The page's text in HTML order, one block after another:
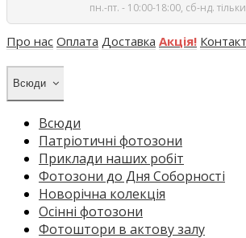
пн.-пт. - 10:00-18:00, сб-нд.
Про нас Оплата Доставка Акція!
Всюди
Всюди
Патріотичні фотозони
Приклади наших робіт
Фотозони до Дня Соборності
Новорічна колекція
Осінні фотозони
Фотоштори в актову залу